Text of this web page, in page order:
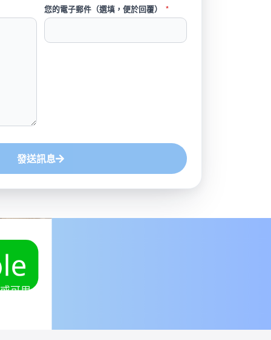
您的電子郵件（選填，便於回覆） *
發送訊息
可用